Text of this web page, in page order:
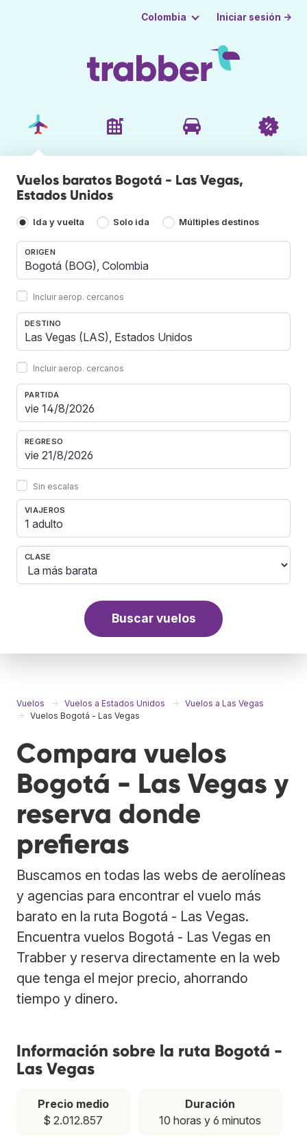
Colombia Iniciar sesión →
Vuelos baratos Bogotá - Las Vegas,
Estados Unidos
Ida y vuelta Solo ida Múltiples destinos
ORIGEN
Incluir aerop. cercanos
DESTINO
Incluir aerop. cercanos
PARTIDA
REGRESO
Sin escalas
VIAJEROS
1 adulto
CLASE
Buscar vuelos
Vuelos Vuelos a Estados Unidos
Vuelos a Las Vegas
Vuelos Bogotá - Las Vegas
Compara vuelos
Bogotá - Las Vegas y
reserva donde
prefieras
Buscamos en todas las webs de aerolíneas
y agencias para encontrar el vuelo más
barato en la ruta Bogotá - Las Vegas.
Encuentra vuelos Bogotá - Las Vegas en
Trabber y reserva directamente en la web
que tenga el mejor precio, ahorrando
tiempo y dinero.
Información sobre la ruta Bogotá -
Las Vegas
Precio medio
$ 2.012.857
Duración
10 horas y 6 minutos